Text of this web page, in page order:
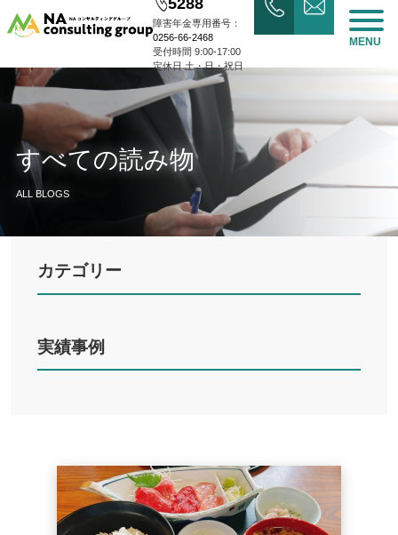
障害年金専用番号：
0256-66-2468
受付時間 9:00-17:00
定休日 土・日・祝日
MENU
すべての読み物
ALL BLOGS
カテゴリー
実績事例